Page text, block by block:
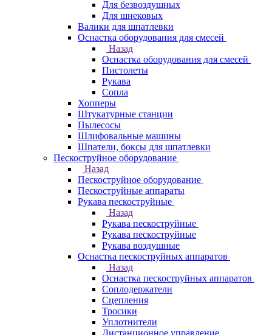
Для безвоздушных
Для шнековых
Валики для шпатлевки
Оснастка оборудования для смесей
Назад
Оснастка оборудования для смесей
Пистолеты
Рукава
Сопла
Хопперы
Штукатурные станции
Пылесосы
Шлифовальные машины
Шпатели, боксы для шпатлевки
Пескоструйное оборудование
Назад
Пескоструйное оборудование
Пескоструйные аппараты
Рукава пескоструйные
Назад
Рукава пескоструйные
Рукава пескоструйные
Рукава воздушные
Оснастка пескоструйных аппаратов
Назад
Оснастка пескоструйных аппаратов
Соплодержатели
Сцепления
Тросики
Уплотнители
Дистанционное управление